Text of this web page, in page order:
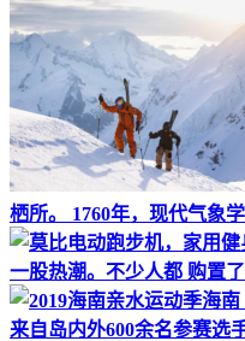
栖所。 1760年，现代气象
一股热潮。不少人都 购置
来自岛内外600余名参赛选